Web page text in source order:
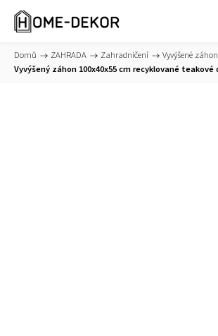
Domů / ZAHRADA / Zahradničení / Vyvýšené
Vyvýšený záhon 100x40x55 cm recyklované teakové